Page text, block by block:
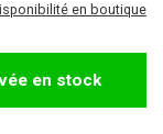
en boutique
en stock